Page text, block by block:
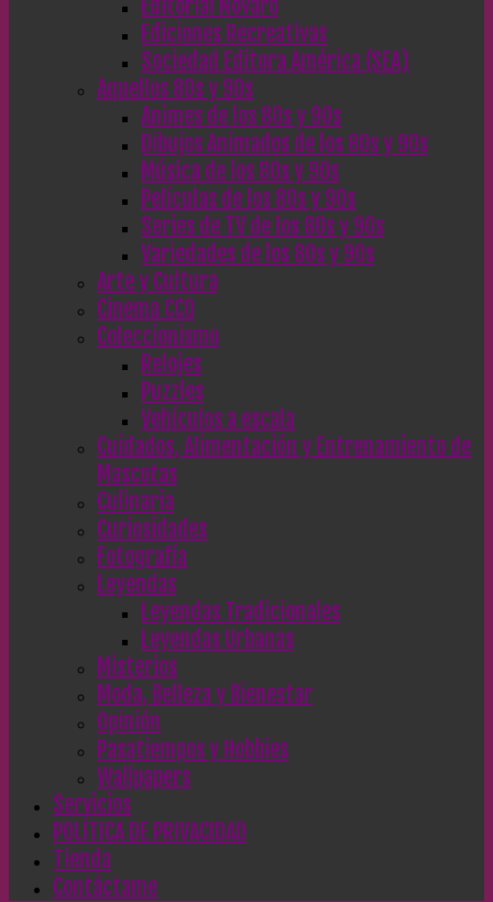
Editorial Novaro
Ediciones Recreativas
Sociedad Editora América (SEA)
Aquellos 80s y 90s
Animes de los 80s y 90s
Dibujos Animados de los 80s y 90s
Música de los 80s y 90s
Películas de los 80s y 90s
Series de TV de los 80s y 90s
Variedades de los 80s y 90s
Arte y Cultura
Cinema CC0
Coleccionismo
Relojes
Puzzles
Vehículos a escala
Cuidados, Alimentación y Entrenamiento de
Mascotas
Culinaria
Curiosidades
Fotografía
Leyendas
Leyendas Tradicionales
Leyendas Urbanas
Misterios
Moda, Belleza y Bienestar
Opinión
Pasatiempos y Hobbies
Wallpapers
Servicios
POLÍTICA DE PRIVACIDAD
Tienda
Contáctame